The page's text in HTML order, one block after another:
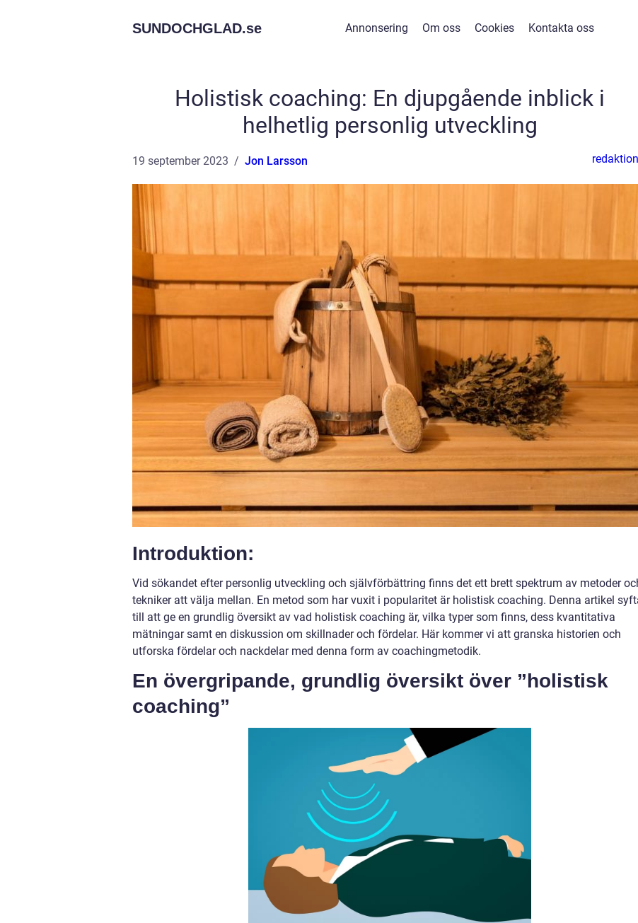
SUNDOCHGLAD.se Annonsering Om oss Cookies Kontakta oss
Holistisk coaching: En djupgående inblick i
helhetlig personlig utveckling
19 september 2023 Jon Larsson
Introduktion:
Vid sökandet efter personlig utveckling och självförbättring finns det ett brett spektrum av metoder
tekniker att välja mellan. En metod som har vuxit i popularitet är holistisk coaching. Denna artikel
till att ge en grundlig översikt av vad holistisk coaching är, vilka typer som finns, dess kvantitativa
mätningar samt en diskussion om skillnader och fördelar. Här kommer vi att granska historien och
utforska fördelar och nackdelar med denna form av coachingmetodik.
En övergripande, grundlig översikt över ”holistisk
coaching”